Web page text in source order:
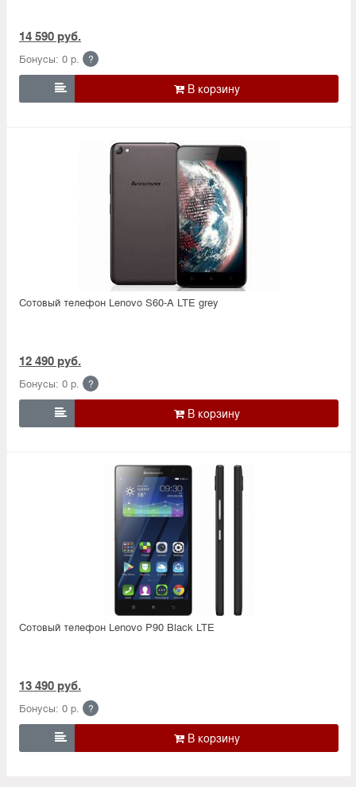
14 590 руб.
Бонусы: 0 р. ?

Сотовый телефон Lenovo S60-A LTE grey
12 490 руб.
Бонусы: 0 р. ?

Сотовый телефон Lenovo P90 Black LTE
13 490 руб.
Бонусы: 0 р. ?
